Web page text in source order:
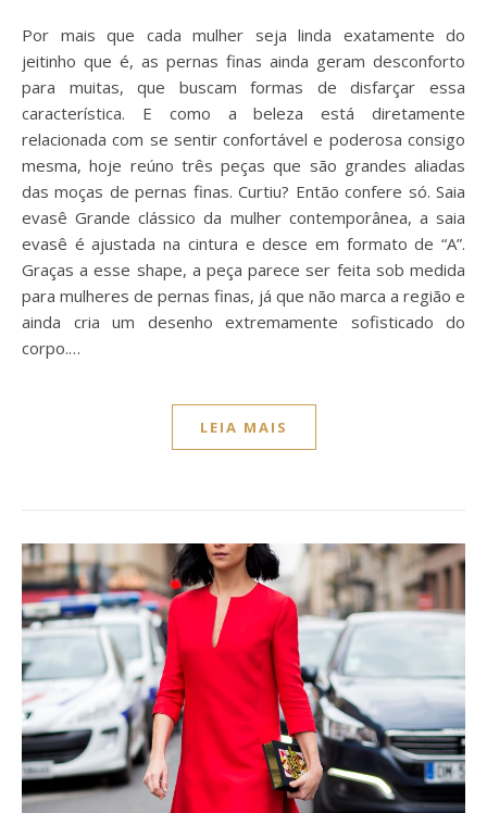
Por mais que cada mulher seja linda exatamente do
jeitinho que é, as pernas finas ainda geram desconforto
para muitas, que buscam formas de disfarçar essa
característica. E como a beleza está diretamente
relacionada com se sentir confortável e poderosa consigo
mesma, hoje reúno três peças que são grandes aliadas
das moças de pernas finas. Curtiu? Então confere só. Saia
evasê Grande clássico da mulher contemporânea, a saia
evasê é ajustada na cintura e desce em formato de “A”.
Graças a esse shape, a peça parece ser feita sob medida
para mulheres de pernas finas, já que não marca a região e
ainda cria um desenho extremamente sofisticado do
corpo.…
LEIA MAIS